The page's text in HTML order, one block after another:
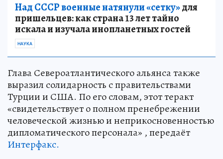
Над СССР военные натянули «сетку»для
пришельцев: как страна 13 лет тайно
искала и изучала инопланетных гостей
НАУКА
Глава Североатлантического альянса также
выразил солидарность с правительствами
Турции и США. По его словам, этот теракт
«свидетельствует о полном пренебрежении
человеческой жизнью и неприкосновенностью
дипломатического персонала» , передаёт
Интерфакс.